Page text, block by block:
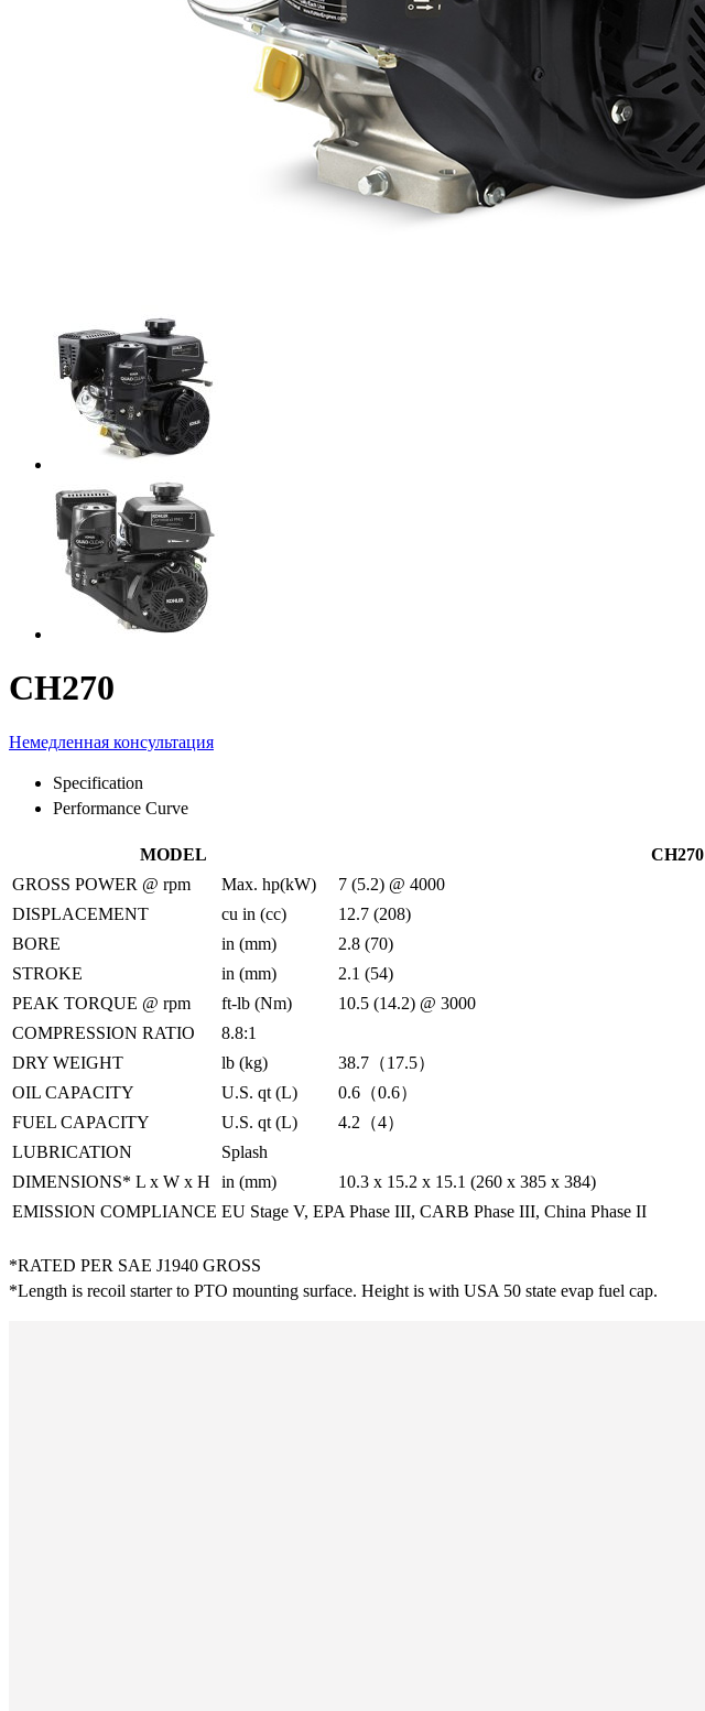
CH270
Немедленная консультация
Specification
Performance Curve
MODEL
CH270
GROSS POWER @ rpm
Max. hp(kW)
7 (5.2) @ 4000
DISPLACEMENT
cu in (cc)
12.7 (208)
BORE
in (mm)
2.8 (70)
STROKE
in (mm)
2.1 (54)
PEAK TORQUE @ rpm
ft-lb (Nm)
10.5 (14.2) @ 3000
COMPRESSION RATIO
8.8:1
DRY WEIGHT
lb (kg)
38.7（17.5）
OIL CAPACITY
U.S. qt (L)
0.6（0.6）
FUEL CAPACITY
U.S. qt (L)
4.2（4）
LUBRICATION
Splash
DIMENSIONS* L x W x H
in (mm)
10.3 x 15.2 x 15.1 (260 x 385 x 384)
EMISSION COMPLIANCE EU Stage V, EPA Phase III, CARB Phase III, China Phase II
*RATED PER SAE J1940 GROSS
*Length is recoil starter to PTO mounting surface. Height is with USA 50 state evap fuel cap.